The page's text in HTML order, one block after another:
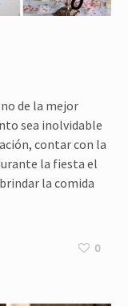
de la mejor
sea inolvidable
contar con la
la fiesta el
la comida
0